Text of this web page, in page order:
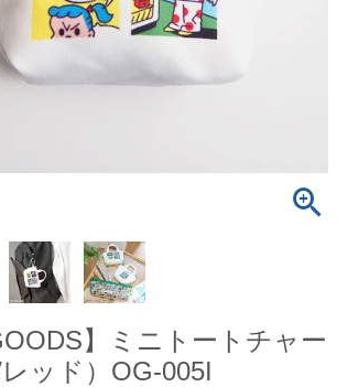
】ミニトートチャー
ッド）OG-005I